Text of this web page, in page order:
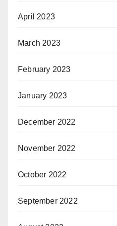
April 2023
March 2023
February 2023
January 2023
December 2022
November 2022
October 2022
September 2022